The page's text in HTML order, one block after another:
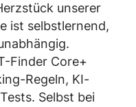
unserer
ist selbstlernend,
Finder Core+
Regeln, KI-
Selbst bei